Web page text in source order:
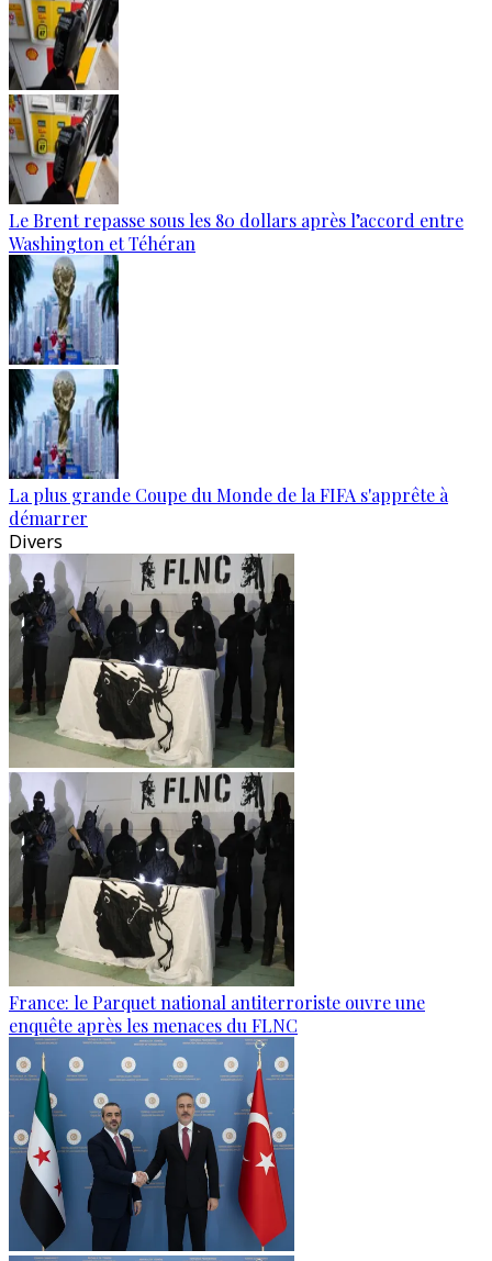
Le Brent repasse sous les 80 dollars après l’accord entre
Washington et Téhéran
La plus grande Coupe du Monde de la FIFA s'apprête à
démarrer
Divers
France: le Parquet national antiterroriste ouvre une
enquête après les menaces du FLNC